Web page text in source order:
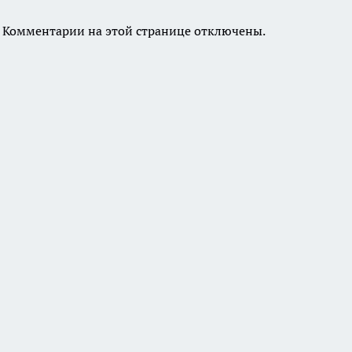
Комментарии на этой странице отключены.